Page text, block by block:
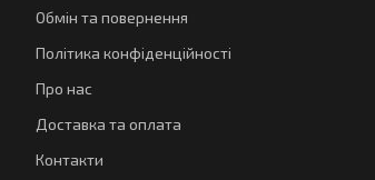
Обмін та повернення
Політика конфіденційності
Про нас
Доставка та оплата
Контакти